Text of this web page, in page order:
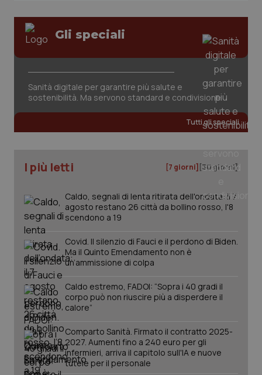
Gli speciali
Sanità digitale per garantire più salute e
sostenibilità. Ma servono standard e condivisione
Tutti gli speciali
I più letti [7 giorni] [30 giorni]
Caldo, segnali di lenta ritirata dell'ondata: il 7
agosto restano 26 città da bollino rosso, l'8
scendono a 19
Covid. Il silenzio di Fauci e il perdono di Biden.
Ma il Quinto Emendamento non è
un’ammissione di colpa
Caldo estremo, FADOI: “Sopra i 40 gradi il
corpo può non riuscire più a disperdere il
calore”
Comparto Sanità. Firmato il contratto 2025-
2027. Aumenti fino a 240 euro per gli
infermieri, arriva il capitolo sull'IA e nuove
tutele per il personale
PHPSESSID